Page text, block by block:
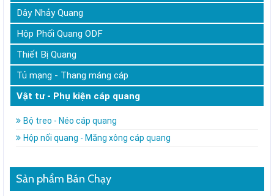
Dây Nhảy Quang
Hộp Phối Quang ODF
Thiết Bị Quang
Tủ mạng - Thang máng cáp
Vật tư - Phụ kiện cáp quang
Bộ treo - Néo cáp quang
Hộp nối quang - Măng xông cáp quang
Sản phẩm Bán Chạy